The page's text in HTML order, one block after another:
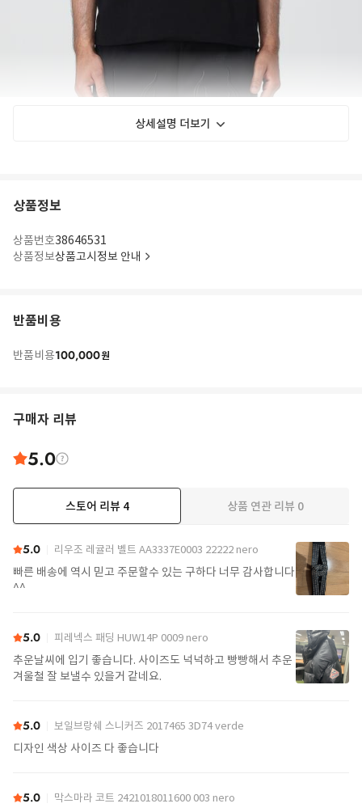
상세설명 더보기
상품정보
상품번호38646531
상품정보상품고시정보 안내
반품비용
반품비용100,000원
구매자 리뷰
5.0
스토어 리뷰 4 상품 연관 리뷰 0
5.0 리우조 레귤러 벨트 AA3337E0003 22222 nero
빠른 배송에 역시 믿고 주문할수 있는 구하다 너무 감사합니다
^^
5.0 피레넥스 패딩 HUW14P 0009 nero
추운날씨에 입기 좋습니다. 사이즈도 넉넉하고 빵빵해서 추운
겨울철 잘 보낼수 있을거 같네요.
5.0 보일브랑쉐 스니커즈 2017465 3D74 verde
디자인 색상 사이즈 다 좋습니다
5.0 막스마라 코트 2421018011600 003 nero